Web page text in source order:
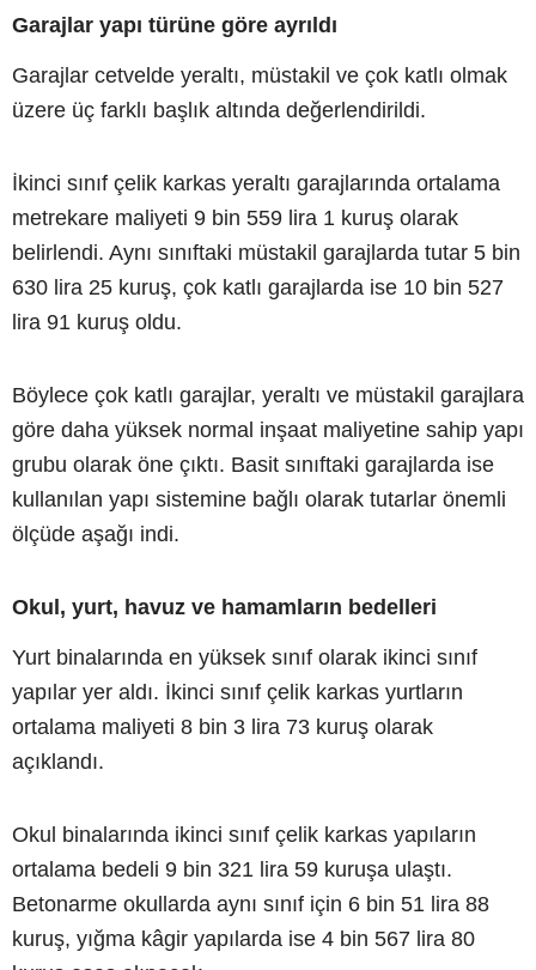
Garajlar yapı türüne göre ayrıldı
Garajlar cetvelde yeraltı, müstakil ve çok katlı olmak
üzere üç farklı başlık altında değerlendirildi.
İkinci sınıf çelik karkas yeraltı garajlarında ortalama
metrekare maliyeti 9 bin 559 lira 1 kuruş olarak
belirlendi. Aynı sınıftaki müstakil garajlarda tutar 5 bin
630 lira 25 kuruş, çok katlı garajlarda ise 10 bin 527
lira 91 kuruş oldu.
Böylece çok katlı garajlar, yeraltı ve müstakil garajlara
göre daha yüksek normal inşaat maliyetine sahip yapı
grubu olarak öne çıktı. Basit sınıftaki garajlarda ise
kullanılan yapı sistemine bağlı olarak tutarlar önemli
ölçüde aşağı indi.
Okul, yurt, havuz ve hamamların bedelleri
Yurt binalarında en yüksek sınıf olarak ikinci sınıf
yapılar yer aldı. İkinci sınıf çelik karkas yurtların
ortalama maliyeti 8 bin 3 lira 73 kuruş olarak
açıklandı.
Okul binalarında ikinci sınıf çelik karkas yapıların
ortalama bedeli 9 bin 321 lira 59 kuruşa ulaştı.
Betonarme okullarda aynı sınıf için 6 bin 51 lira 88
kuruş, yığma kâgir yapılarda ise 4 bin 567 lira 80